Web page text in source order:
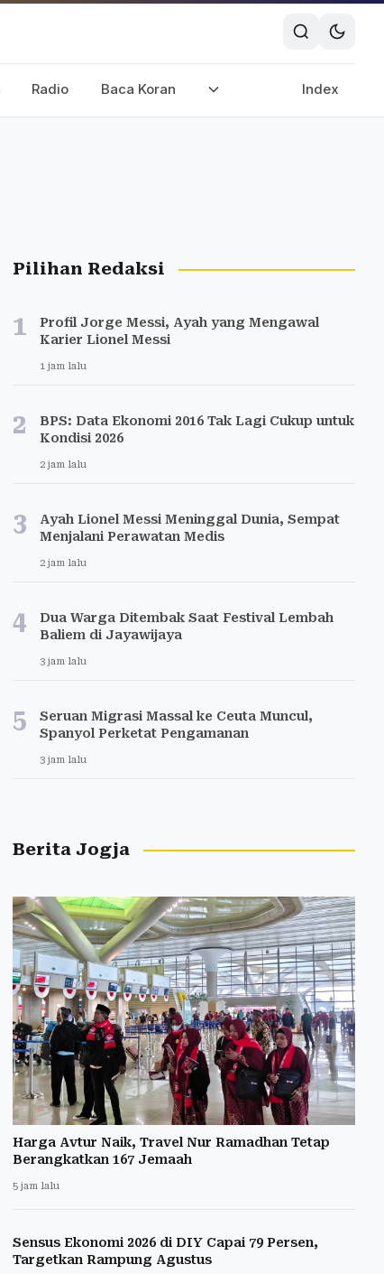
Radio Baca Koran Index
Pilihan Redaksi
1
Profil Jorge Messi, Ayah yang Mengawal
Karier Lionel Messi
1 jam lalu
2
BPS: Data Ekonomi 2016 Tak Lagi Cukup untuk
Kondisi 2026
2 jam lalu
3
Ayah Lionel Messi Meninggal Dunia, Sempat
Menjalani Perawatan Medis
2 jam lalu
4
Dua Warga Ditembak Saat Festival Lembah
Baliem di Jayawijaya
3 jam lalu
5
Seruan Migrasi Massal ke Ceuta Muncul,
Spanyol Perketat Pengamanan
3 jam lalu
Berita Jogja
Harga Avtur Naik, Travel Nur Ramadhan Tetap
Berangkatkan 167 Jemaah
5 jam lalu
Sensus Ekonomi 2026 di DIY Capai 79 Persen,
Targetkan Rampung Agustus